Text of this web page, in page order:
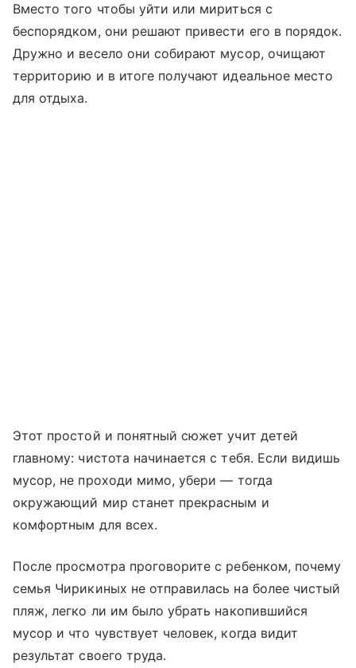
Вместо того чтобы уйти или мириться с
беспорядком, они решают привести его в порядок.
Дружно и весело они собирают мусор, очищают
территорию и в итоге получают идеальное место
для отдыха.
Этот простой и понятный сюжет учит детей
главному: чистота начинается с тебя. Если видишь
мусор, не проходи мимо, убери — тогда
окружающий мир станет прекрасным и
комфортным для всех.
После просмотра проговорите с ребенком, почему
семья Чирикиных не отправилась на более чистый
пляж, легко ли им было убрать накопившийся
мусор и что чувствует человек, когда видит
результат своего труда.